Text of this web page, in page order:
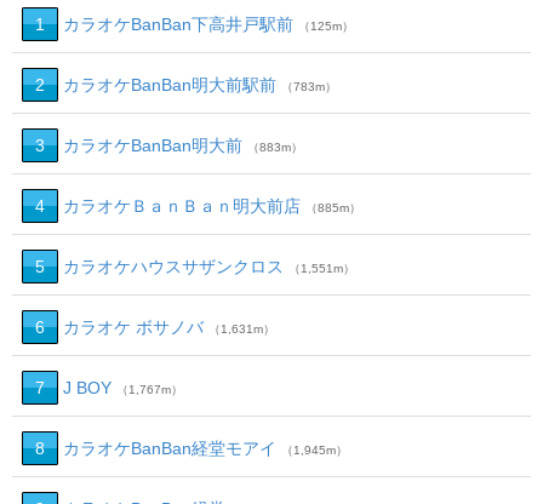
1 カラオケBanBan下高井戸駅前 （125m）
2 カラオケBanBan明大前駅前 （783m）
3 カラオケBanBan明大前 （883m）
4 カラオケＢａｎＢａｎ明大前店 （885m）
5 カラオケハウスサザンクロス （1,551m）
6 カラオケ ボサノバ （1,631m）
7 J BOY （1,767m）
8 カラオケBanBan経堂モアイ （1,945m）